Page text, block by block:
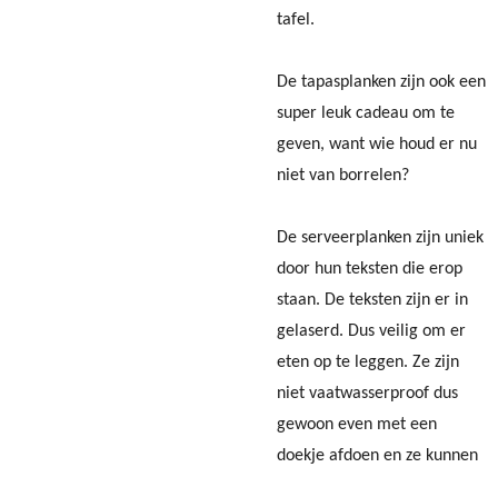
tafel.
De tapasplanken zijn ook een
super leuk cadeau om te
geven, want wie houd er nu
niet van borrelen?
De serveerplanken zijn uniek
door hun teksten die erop
staan. De teksten zijn er in
gelaserd. Dus veilig om er
eten op te leggen. Ze zijn
niet vaatwasserproof dus
gewoon even met een
doekje afdoen en ze kunnen